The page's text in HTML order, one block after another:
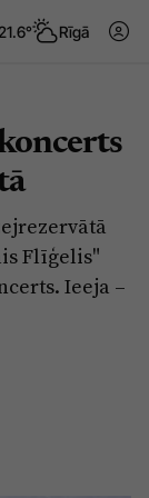
21.6° Rīgā
Flīģelis"
Ieeja –